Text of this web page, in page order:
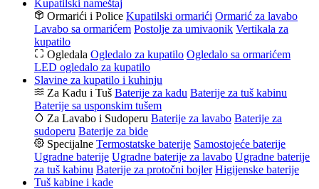
Kupatilski nameštaj
Ormarići i Police Kupatilski ormarići Ormarić za lavabo
Lavabo sa ormarićem Postolje za umivaonik Vertikala za
kupatilo
Ogledala Ogledalo za kupatilo Ogledalo sa ormarićem
LED ogledalo za kupatilo
Slavine za kupatilo i kuhinju
Za Kadu i Tuš Baterije za kadu Baterije za tuš kabinu
Baterije sa usponskim tušem
Za Lavabo i Sudoperu Baterije za lavabo Baterije za
sudoperu Baterije za bide
Specijalne Termostatske baterije Samostojeće baterije
Ugradne baterije Ugradne baterije za lavabo Ugradne baterije
za tuš kabinu Baterije za protočni bojler Higijenske baterije
Tuš kabine i kade